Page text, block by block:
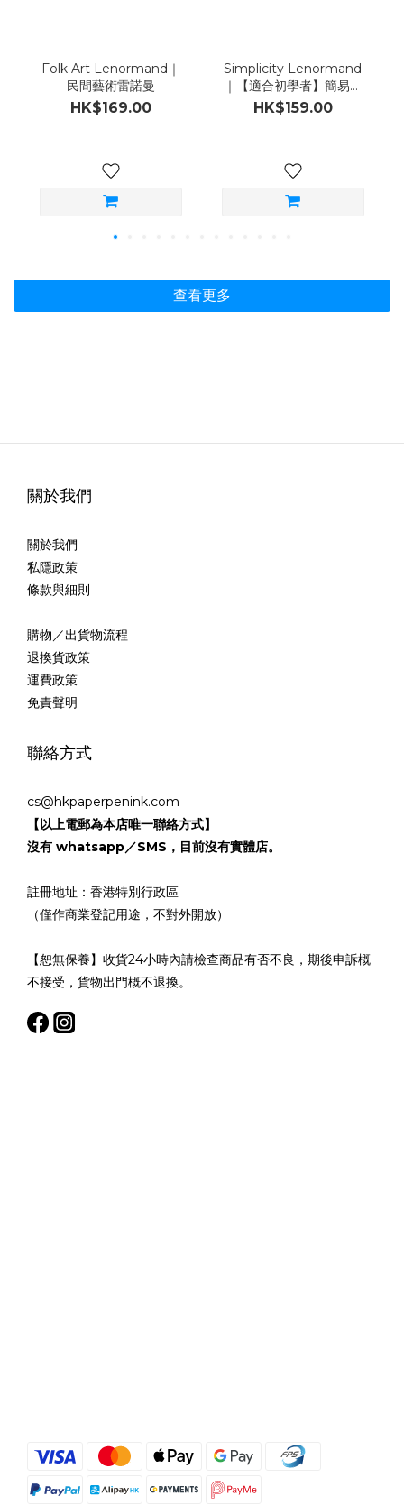
Folk Art Lenormand｜
民間藝術雷諾曼
HK$169.00
Simplicity Lenormand
｜【適合初學者】簡易雷
諾曼
HK$159.00
查看更多
關於我們
關於我們
私隱政策
條款與細則
購物／出貨物流程
退換貨政策
運費政策
免責聲明
聯絡方式
cs@hkpaperpenink.com
【以上電郵為本店唯一聯絡方式】
沒有 whatsapp／SMS，目前沒有實體店。
註冊地址：香港特別行政區
（僅作商業登記用途，不對外開放）
【恕無保養】收貨24小時內請檢查商品有否不良，期後申訴概
不接受，貨物出門概不退換。